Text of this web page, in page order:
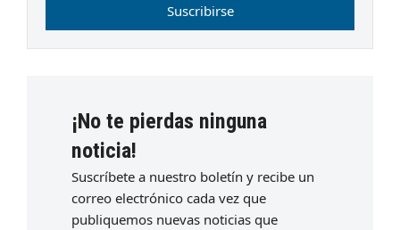
Suscribirse
¡No te pierdas ninguna
noticia!
Suscríbete a nuestro boletín y recibe un
correo electrónico cada vez que
publiquemos nuevas noticias que